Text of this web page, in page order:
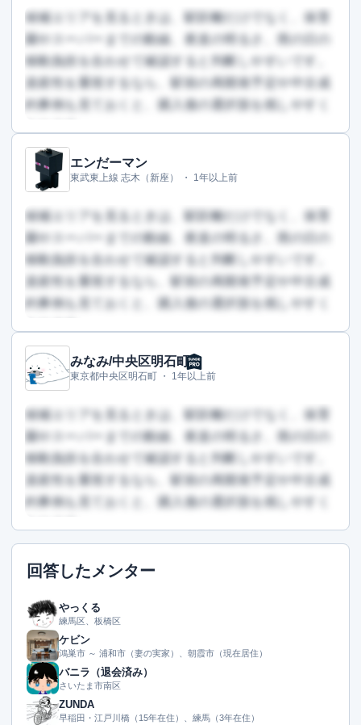
候補エリアを見るときは、駅距離だけでなく、保育
園やスーパーまでの動線、夜道の明るさ、雨の日の
移動負担を合わせて確認すると判断しやすいです。
資産性を重視するなら、駅前の再開発予定や中古成
約事例も見ておくと、購入後の選択肢を残しやすく
この回答を読むには会員登録が必要です
（文字数：785文字）
エンだーマン
東武東上線 志木（新座） ・ 1年以上前
候補エリアを見るときは、駅距離だけでなく、保育
園やスーパーまでの動線、夜道の明るさ、雨の日の
移動負担を合わせて確認すると判断しやすいです。
資産性を重視するなら、駅前の再開発予定や中古成
約事例も見ておくと、購入後の選択肢を残しやすく
この回答を読むには会員登録が必要です
（文字数：859文字）
みなみ/中央区明石町
東京都中央区明石町 ・ 1年以上前
候補エリアを見るときは、駅距離だけでなく、保育
園やスーパーまでの動線、夜道の明るさ、雨の日の
移動負担を合わせて確認すると判断しやすいです。
資産性を重視するなら、駅前の再開発予定や中古成
約事例も見ておくと、購入後の選択肢を残しやすく
この回答を読むには会員登録が必要です
（文字数：201文字）
回答したメンター
やっくる
練馬区、板橋区
ケビン
鴻巣市 ～ 浦和市（妻の実家）、朝霞市（現在居住）
バニラ（退会済み）
さいたま市南区
ZUNDA
早稲田・江戸川橋（15年在住）、練馬（3年在住）